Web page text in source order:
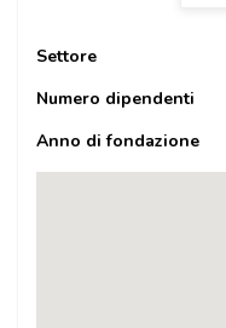
Settore
Numero dipendenti
Anno di fondazione